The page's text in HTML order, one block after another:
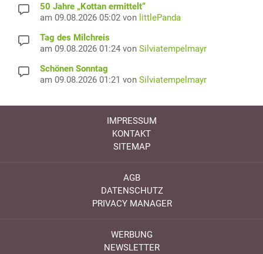
50 Jahre „Kottan ermittelt“
am 09.08.2026 05:02 von littlePanda
Tag des Milchreis
am 09.08.2026 01:24 von Silviatempelmayr
Schönen Sonntag
am 09.08.2026 01:21 von Silviatempelmayr
IMPRESSUM
KONTAKT
SITEMAP
AGB
DATENSCHUTZ
PRIVACY MANAGER
WERBUNG
NEWSLETTER